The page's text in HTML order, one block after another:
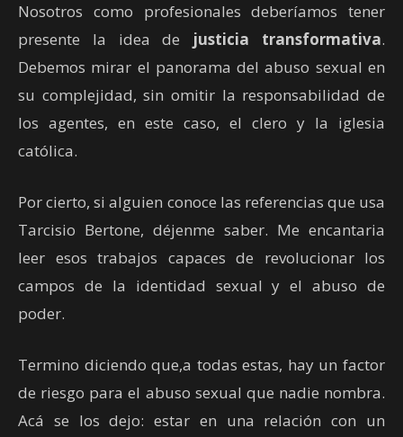
Nosotros como profesionales deberíamos tener
presente la idea de justicia transformativa.
Debemos mirar el panorama del abuso sexual en
su complejidad, sin omitir la responsabilidad de
los agentes, en este caso, el clero y la iglesia
católica.
Por cierto, si alguien conoce las referencias que usa
Tarcisio Bertone, déjenme saber. Me encantaria
leer esos trabajos capaces de revolucionar los
campos de la identidad sexual y el abuso de
poder.
Termino diciendo que,a todas estas, hay un factor
de riesgo para el abuso sexual que nadie nombra.
Acá se los dejo: estar en una relación con un